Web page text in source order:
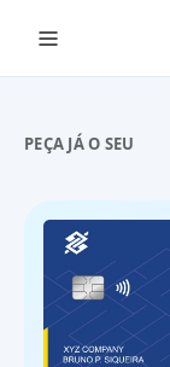
PEÇA JÁ O SEU